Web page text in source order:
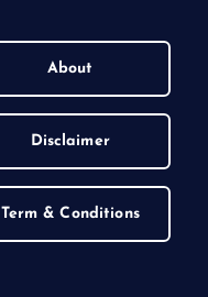
About
Disclaimer
Term & Conditions